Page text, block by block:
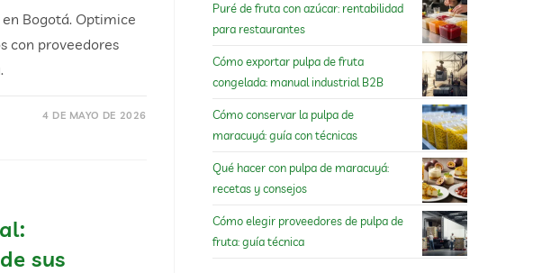
Bogotá. Optimice
con proveedores
4 DE MAYO DE 2026
sus
Puré de fruta con azúcar: rentabilidad
para restaurantes
Cómo exportar pulpa de fruta
congelada: manual industrial B2B
Cómo conservar la pulpa de
maracuyá: guía con técnicas
Qué hacer con pulpa de maracuyá:
recetas y consejos
Cómo elegir proveedores de pulpa de
fruta: guía técnica